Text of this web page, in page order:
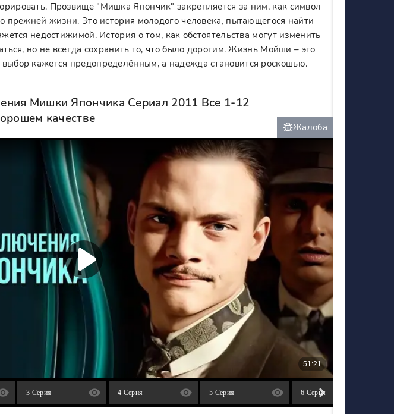
Прозвище "Мишка Япончик" закрепляется за ним, как символ
прежней жизни. Это история молодого человека, пытающегося найти
недостижимой. История о том, как обстоятельства могут изменить
но не всегда сохранить то, что было дорогим. Жизнь Мойши – это
кажется предопределённым, а надежда становится роскошью.
Мишки Япончика Сериал 2011 Все 1-12
качестве
3 Серия 4 Серия 5 Серия 6 Серия
Жалоба